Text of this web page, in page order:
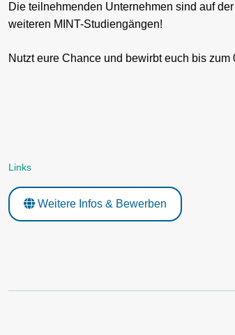
Die teilnehmenden Unternehmen sind auf
weiteren MINT-Studiengängen!
Nutzt eure Chance und bewirbt euch bis zum
Links
Weitere Infos & Bewerben